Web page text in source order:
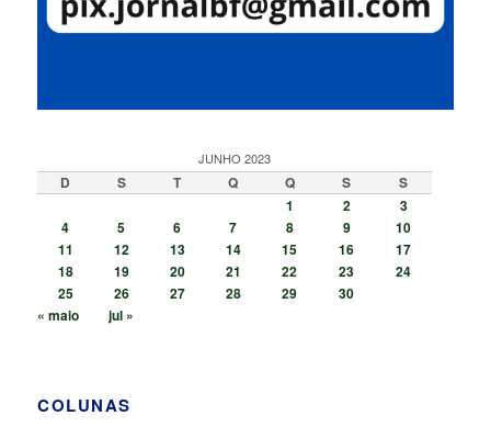
JUNHO 2023
D S T Q Q S
S
1
2
3
4
5 6 7 8 9
10
11
12 13 14 15 16
17
18
19 20 21 22 23
24
25
26 27 28 29
30
« maio
jul »
COLUNAS